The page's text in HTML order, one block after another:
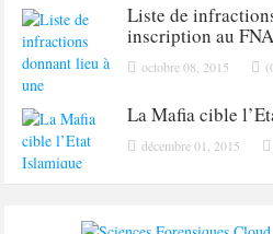
Liste de
inscription au
octobre 08, 2015
La Mafia cible
décembre 01, 2015